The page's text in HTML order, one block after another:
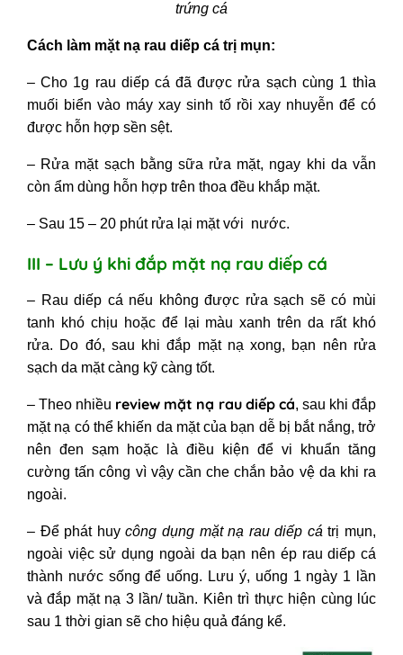
trứng cá
Cách làm mặt nạ rau diếp cá trị mụn:
– Cho 1g rau diếp cá đã được rửa sạch cùng 1 thìa
muối biển vào máy xay sinh tố rồi xay nhuyễn để có
được hỗn hợp sền sệt.
– Rửa mặt sạch bằng sữa rửa mặt, ngay khi da vẫn
còn ẩm dùng hỗn hợp trên thoa đều khắp mặt.
– Sau 15 – 20 phút rửa lại mặt với nước.
III – Lưu ý khi đắp mặt nạ rau diếp cá
– Rau diếp cá nếu không được rửa sạch sẽ có mùi
tanh khó chịu hoặc để lại màu xanh trên da rất khó
rửa. Do đó, sau khi đắp mặt nạ xong, bạn nên rửa
sạch da mặt càng kỹ càng tốt.
– Theo nhiều review mặt nạ rau diếp cá, sau khi đắp
mặt nạ có thể khiến da mặt của bạn dễ bị bắt nắng, trở
nên đen sạm hoặc là điều kiện để vi khuẩn tăng
cường tấn công vì vậy cần che chắn bảo vệ da khi ra
ngoài.
– Để phát huycông dụng mặt nạ rau diếp cá trị mụn,
ngoài việc sử dụng ngoài da bạn nên ép rau diếp cá
thành nước sống để uống. Lưu ý, uống 1 ngày 1 lần
và đắp mặt nạ 3 lần/ tuần. Kiên trì thực hiện cùng lúc
sau 1 thời gian sẽ cho hiệu quả đáng kể.